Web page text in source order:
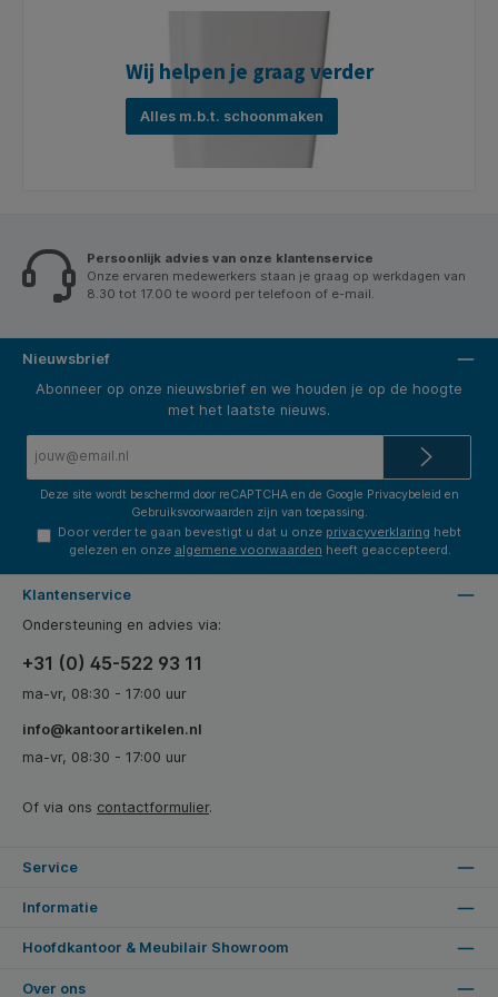
Wij helpen je graag verder
Alles m.b.t. schoonmaken
Persoonlijk advies van onze klantenservice
Onze ervaren medewerkers staan je graag op werkdagen van
8.30 tot 17.00 te woord per telefoon of e-mail.
Nieuwsbrief
Abonneer op onze nieuwsbrief en we houden je op de hoogte
met het laatste nieuws.
Deze site wordt beschermd door reCAPTCHA en de Google Privacybeleid en
Gebruiksvoorwaarden zijn van toepassing.
Door verder te gaan bevestigt u dat u onze privacyverklaring hebt
gelezen en onze algemene voorwaarden heeft geaccepteerd.
Klantenservice
Ondersteuning en advies via:
+31 (0) 45-522 93 11
ma-vr, 08:30 - 17:00 uur
info@kantoorartikelen.nl
ma-vr, 08:30 - 17:00 uur
Of via ons contactformulier.
Service
Informatie
Hoofdkantoor & Meubilair Showroom
Over ons